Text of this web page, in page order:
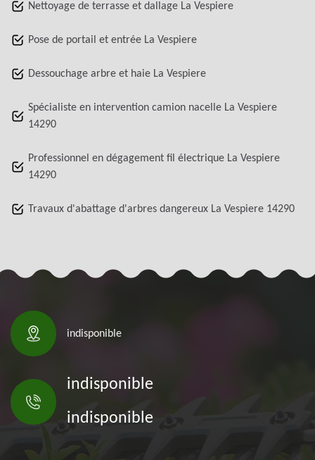
Nettoyage de terrasse et dallage La Vespiere
Pose de portail et entrée La Vespiere
Dessouchage arbre et haie La Vespiere
Spécialiste en intervention camion nacelle La Vespiere
14290
Professionnel en dégagement fil électrique La Vespiere
14290
Travaux d'abattage d'arbres dangereux La Vespiere 14290
indisponible
indisponible
indisponible